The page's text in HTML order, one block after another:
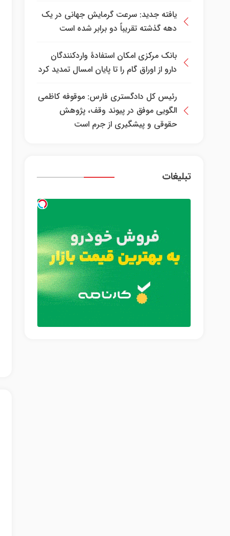
یافته جدید: سرعت گرمایش جهانی در یک
دهه گذشته تقریباً دو برابر شده است
بانک مرکزی امکان استفادۀ واردکنندگان
دارو از اوراق گام را تا پایان امسال تمدید کرد
رئیس کل دادگستری فارس: موقوفه کاظمی
الگویی موفق در پیوند وقف، پژوهش
حقوقی و پیشگیری از جرم است
تبلیغات